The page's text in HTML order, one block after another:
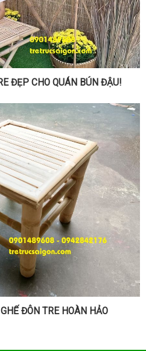
ĐẸP CHO QUÁN BÚN ĐẬU!
ĐÔN TRE HOÀN HẢO